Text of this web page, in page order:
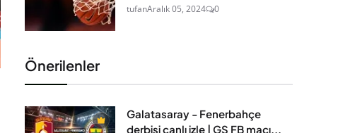
tufanAralık 05, 2024 0
Önerilenler
Galatasaray - Fenerbahçe
derbisi canlı izle | GS FB maçı...